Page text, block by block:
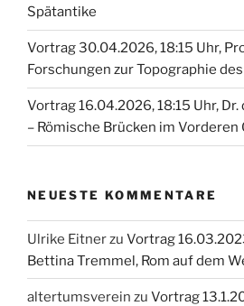
Spätantike
Vortrag 30.04.2026, 18:15 Uhr,
Forschungen zur Topographie
Vortrag 16.04.2026, 18:15 Uhr, Dr.
– Römische Brücken im Vorderen
NEUESTE KOMMENTARE
Ulrike Eitnerzu Vortrag
Bettina Tremmel, Rom auf dem
altertumsverein zu Vortrag